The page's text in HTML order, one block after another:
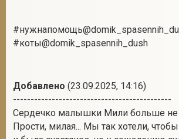
#коты@domik_spasennih_dush
Добавлено (23.09.2025, 14:16)
---------------------------------------------
Сердечко малышки Мили больше не
Прости, милая... Мы так хотели,